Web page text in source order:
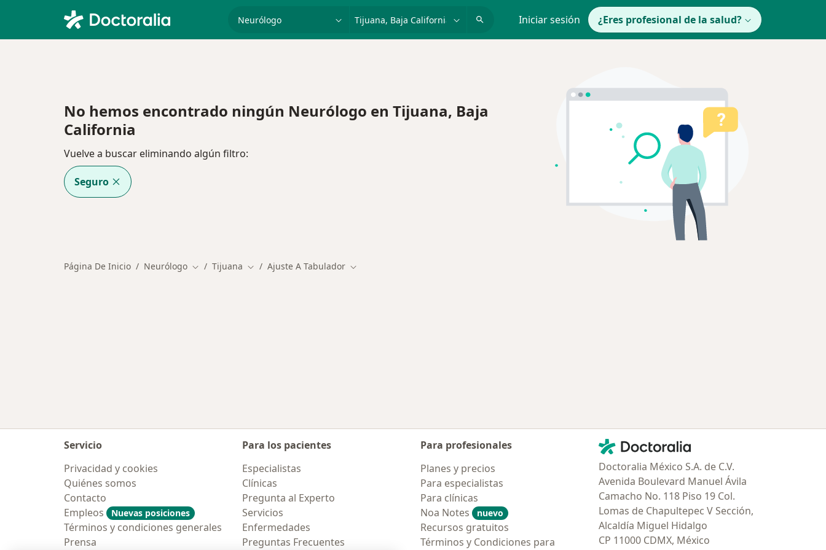
especialidad, enfermedad o nombre Iniciar sesión ¿Eres profesional de la salud?
No hemos encontrado ningún Neurólogo en Tijuana, Baja
California
Vuelve a buscar eliminando algún filtro:
Seguro
Página De Inicio Neurólogo Cambiar de ciudad
Tijuana Cambiar de ciudad
Ajuste A Tabulador Cambiar de ciudad
Servicio
Privacidad y cookies
Quiénes somos
Contacto
Empleos
Nuevas posiciones
Términos y condiciones generales
Prensa
Para los pacientes
Especialistas
Clínicas
Pregunta al Experto
Servicios
Enfermedades
Preguntas Frecuentes
Para profesionales
Planes y precios
Para especialistas
Para clínicas
Noa Notes
nuevo
Recursos gratuitos
Términos y Condiciones para
Contacto
Doctoralia - Página de inicio
Doctoralia México S.A. de C.V.
Avenida Boulevard Manuel Ávila
Camacho No. 118 Piso 19 Col.
Lomas de Chapultepec V Sección,
Alcaldía Miguel Hidalgo
CP 11000 CDMX, México